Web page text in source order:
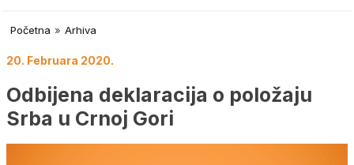
Početna » Arhiva
20. Februara 2020.
Odbijena deklaracija o položaju
Srba u Crnoj Gori